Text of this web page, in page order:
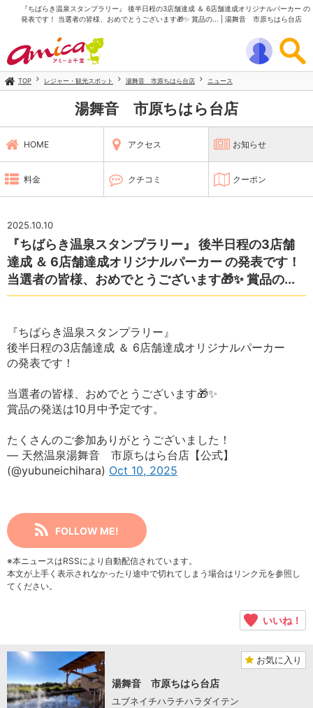
『ちばらき温泉スタンプラリー』 後半日程の3店舗達成 ＆ 6店舗達成オリジナルパーカー の
発表です！ 当選者の皆様、おめでとうございます🎁✨ 賞品の... | 湯舞音 市原ちはら台店
TOP レジャー・観光スポット 湯舞音 市原ちはら台店 ニュース
湯舞音 市原ちはら台店
HOME アクセス お知らせ
料金 クチコミ クーポン
2025.10.10
『ちばらき温泉スタンプラリー』 後半日程の3店舗
達成 ＆ 6店舗達成オリジナルパーカー の発表です！
当選者の皆様、おめでとうございます🎁✨ 賞品の...
『ちばらき温泉スタンプラリー』
後半日程の3店舗達成 ＆ 6店舗達成オリジナルパーカー
の発表です！
当選者の皆様、おめでとうございます🎁✨
賞品の発送は10月中予定です。
たくさんのご参加ありがとうございました！
— 天然温泉湯舞音 市原ちはら台店【公式】
(@yubuneichihara) Oct 10, 2025
FOLLOW ME!
※本ニュースはRSSにより自動配信されています。
本文が上手く表示されなかったり途中で切れてしまう場合はリンク元を参照し
てください。
いいね！
お気に入り
湯舞音 市原ちはら台店
ユブネイチハラチハラダイテン